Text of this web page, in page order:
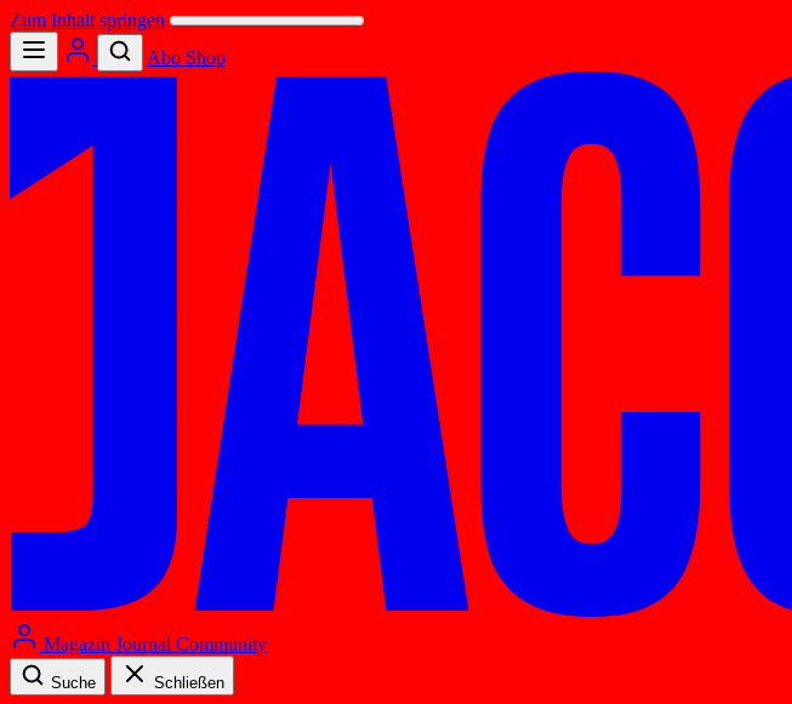
Zum Inhalt springen
Abo Shop
Magazin Journal Community
Suche Schließen